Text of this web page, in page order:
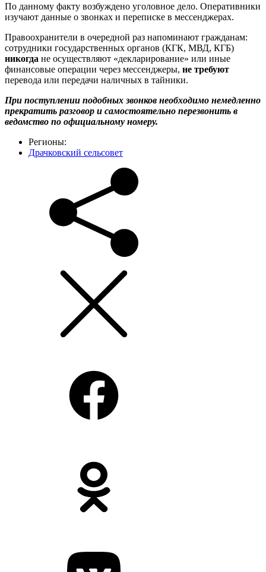
По данному факту возбуждено уголовное дело. Оперативники
изучают данные о звонках и переписке в мессенджерах.
Правоохранители в очередной раз напоминают гражданам:
сотрудники государственных органов (КГК, МВД, КГБ)
никогда не осуществляют «декларирование» или иные
финансовые операции через мессенджеры, не требуют
перевода или передачи наличных в тайники.
При поступлении подобных звонков необходимо немедленно
прекратить разговор и самостоятельно перезвонить в
ведомство по официальному номеру.
Регионы:
Драчковский сельсовет